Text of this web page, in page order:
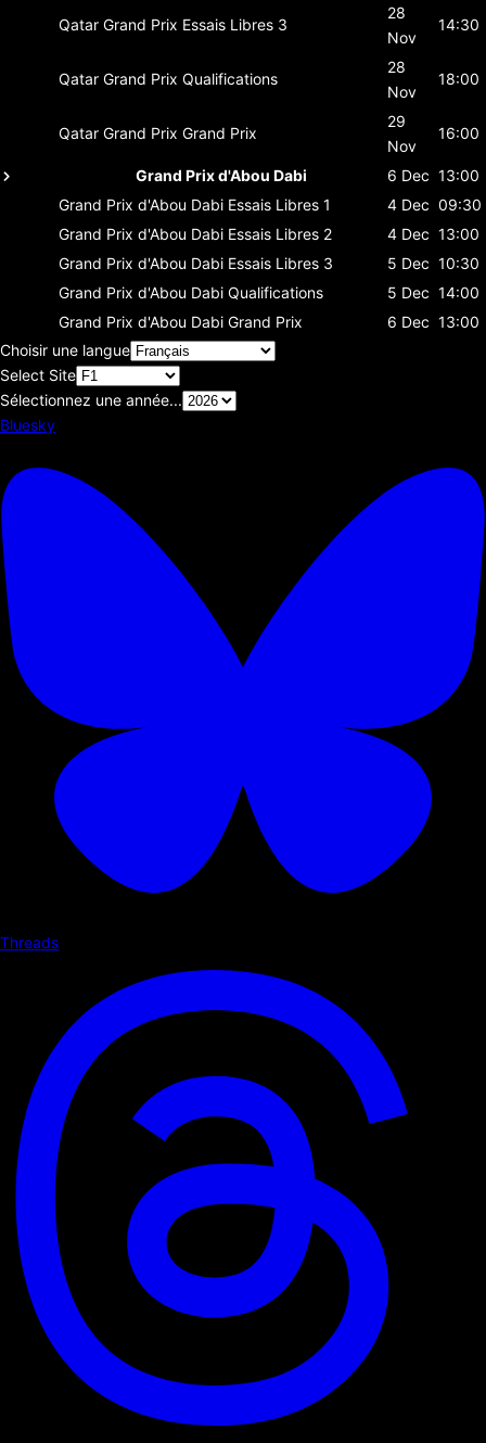
Qatar Grand Prix Essais Libres 3
28
Nov
14:30
Qatar Grand Prix Qualifications
28
Nov
18:00
Qatar Grand Prix Grand Prix
29
Nov
16:00
Grand Prix d'Abou Dabi 6 Dec 13:00
Grand Prix d'Abou Dabi Essais Libres 1 4 Dec 09:30
Grand Prix d'Abou Dabi Essais Libres 2 4 Dec 13:00
Grand Prix d'Abou Dabi Essais Libres 3 5 Dec 10:30
Grand Prix d'Abou Dabi Qualifications 5 Dec 14:00
Grand Prix d'Abou Dabi Grand Prix 6 Dec 13:00
Choisir une langue
Select Site
Sélectionnez une année...
Bluesky
Threads